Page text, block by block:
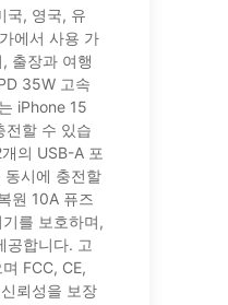
국, 영국, 유
에서 사용 가
출장과 여행
35W 고속
iPhone 15
전할 수 있습
의 USB-A 포
동시에 충전할
원 10A 퓨즈
를 보호하며,
공합니다. 고
FCC, CE,
뢰성을 보장